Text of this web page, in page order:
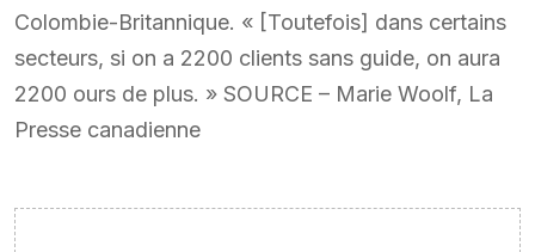
Colombie-Britannique. « [Toutefois] dans certains
secteurs, si on a 2200 clients sans guide, on aura
2200 ours de plus. » SOURCE – Marie Woolf, La
Presse canadienne